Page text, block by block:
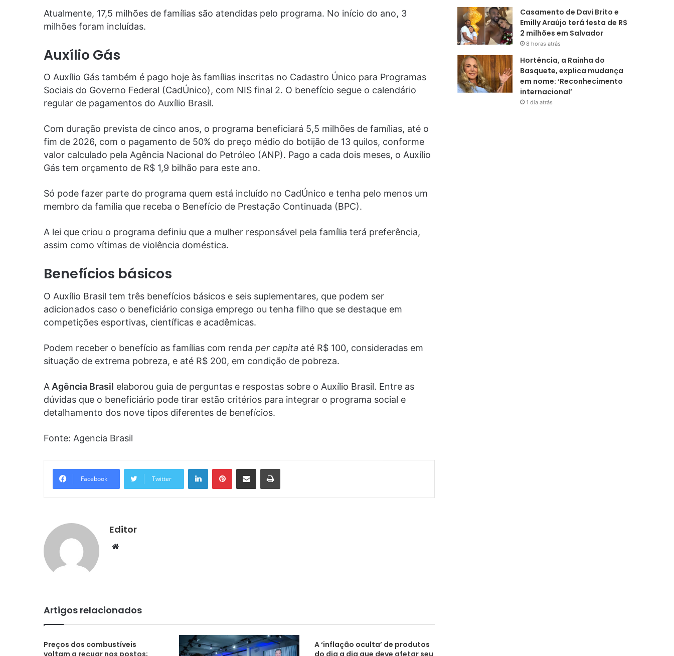
Atualmente, 17,5 milhões de famílias são atendidas pelo programa. No início do ano, 3
milhões foram incluídas.
Auxílio Gás
O Auxílio Gás também é pago hoje às famílias inscritas no Cadastro Único para Programas
Sociais do Governo Federal (CadÚnico), com NIS final 2. O benefício segue o calendário
regular de pagamentos do Auxílio Brasil.
Com duração prevista de cinco anos, o programa beneficiará 5,5 milhões de famílias, até o
fim de 2026, com o pagamento de 50% do preço médio do botijão de 13 quilos, conforme
valor calculado pela Agência Nacional do Petróleo (ANP). Pago a cada dois meses, o Auxílio
Gás tem orçamento de R$ 1,9 bilhão para este ano.
Só pode fazer parte do programa quem está incluído no CadÚnico e tenha pelo menos um
membro da família que receba o Benefício de Prestação Continuada (BPC).
A lei que criou o programa definiu que a mulher responsável pela família terá preferência,
assim como vítimas de violência doméstica.
Benefícios básicos
O Auxílio Brasil tem três benefícios básicos e seis suplementares, que podem ser
adicionados caso o beneficiário consiga emprego ou tenha filho que se destaque em
competições esportivas, científicas e acadêmicas.
Podem receber o benefício as famílias com renda per capita até R$ 100, consideradas em
situação de extrema pobreza, e até R$ 200, em condição de pobreza.
A Agência Brasil elaborou guia de perguntas e respostas sobre o Auxílio Brasil. Entre as
dúvidas que o beneficiário pode tirar estão critérios para integrar o programa social e
detalhamento dos nove tipos diferentes de benefícios.
Fonte: Agencia Brasil
Facebook Twitter
LinkedinPinterestCompartilhar via e-mail Imprimir
Editor
Website
Artigos relacionados
Preços dos combustíveis
voltam a recuar nos postos;
A ‘inflação oculta’ de produtos
do dia a dia que deve afetar seu
Casamento de Davi Brito e
Emilly Araújo terá festa de R$
2 milhões em Salvador
8 horas atrás
Hortência, a Rainha do
Basquete, explica mudança
em nome: ‘Reconhecimento
internacional’
1 dia atrás